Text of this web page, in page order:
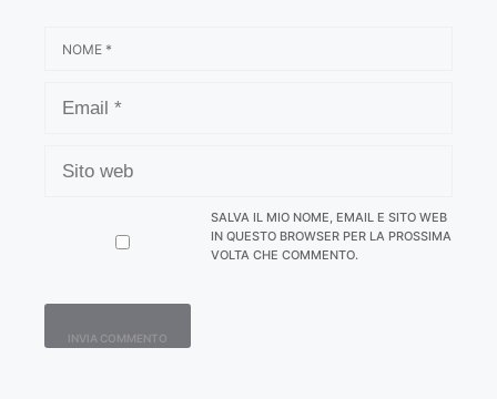
WEB
SALVA IL MIO NOME, EMAIL E SITO WEB
IN QUESTO BROWSER PER LA PROSSIMA
VOLTA CHE COMMENTO.